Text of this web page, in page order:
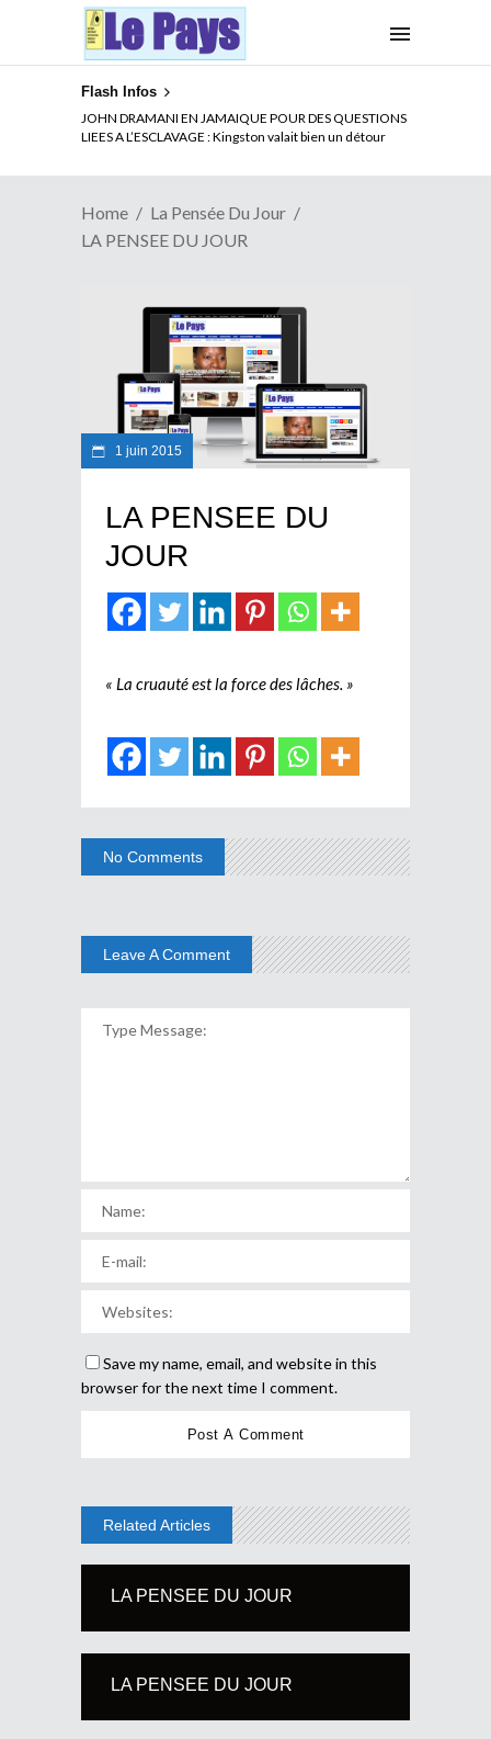
Flash Infos
JOHN DRAMANI EN JAMAIQUE POUR DES QUESTIONS
LIEES A L’ESCLAVAGE : Kingston valait bien un détour
Home
La Pensée Du Jour
LA PENSEE DU JOUR
1 juin 2015
LA PENSEE DU
JOUR
« La cruauté est la force des lâches. »
No Comments
Leave A Comment
Save my name, email, and website in this
browser for the next time I comment.
Related Articles
LA PENSEE DU JOUR
LA PENSEE DU JOUR